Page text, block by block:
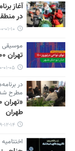
در منطقه
۱۴۰۰-۰۱-۱۰
موسیقی نواحی از ٥ فردوردین
تهران ۱۴۰۰ میزبان نوای اقوام
۱۴۰۰-۰۱-
مطرح
طهران
۱۳۹۹-۱۲-